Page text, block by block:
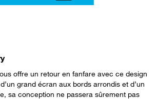
offre un retour en fanfare avec ce design
grand écran aux bords arrondis et d’un
sa conception ne passera sûrement pas